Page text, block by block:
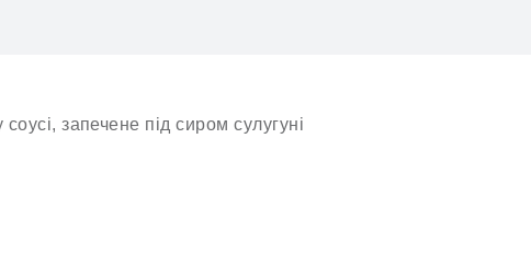
запечене під сиром сулугуні